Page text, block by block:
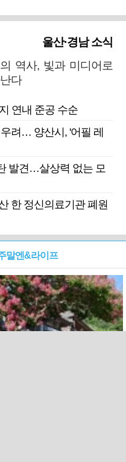
울산·경남 소식
역사, 빛과 미디어로
다
연내 준공 수순
려… 양산시, '어필 레
발견…살상력 없는 모
한 정신의료기관 폐원
말엔&라이프